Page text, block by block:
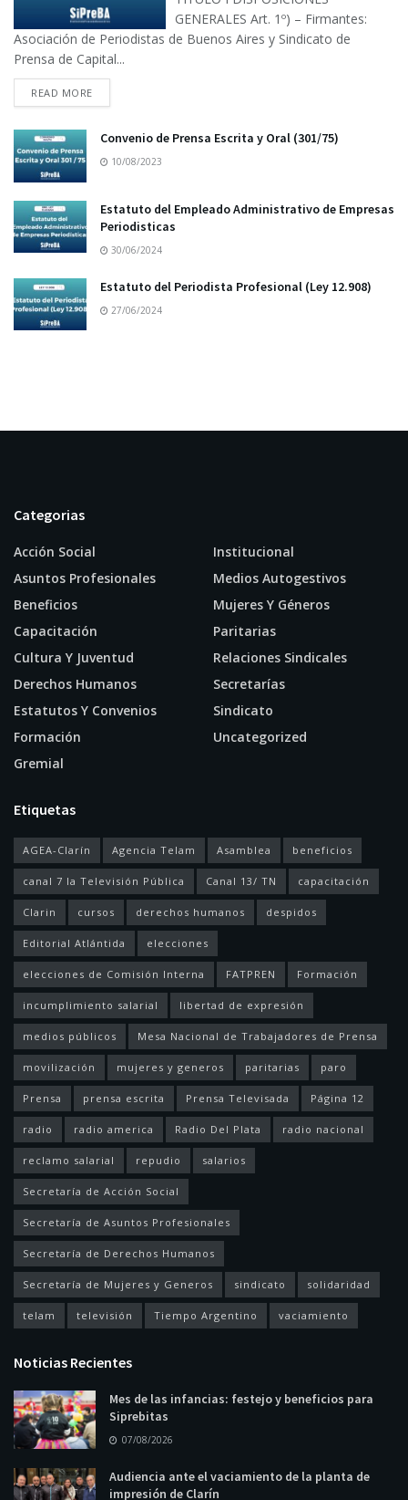
GENERALES Art. 1º) – Firmantes:
Asociación de Periodistas de Buenos Aires y Sindicato de
Prensa de Capital...
READ MORE
Convenio de Prensa Escrita y Oral (301/75)
10/08/2023
Estatuto del Empleado Administrativo de Empresas
Periodisticas
30/06/2024
Estatuto del Periodista Profesional (Ley 12.908)
27/06/2024
Categorias
Acción Social
Asuntos Profesionales
Beneficios
Capacitación
Cultura Y Juventud
Derechos Humanos
Estatutos Y Convenios
Formación
Gremial
Institucional
Medios Autogestivos
Mujeres Y Géneros
Paritarias
Relaciones Sindicales
Secretarías
Sindicato
Uncategorized
Etiquetas
AGEA-Clarín Agencia Telam Asamblea beneficios
canal 7 la Televisión Pública Canal 13/ TN capacitación
Clarin cursos derechos humanos despidos
Editorial Atlántida elecciones
elecciones de Comisión Interna FATPREN Formación
incumplimiento salarial libertad de expresión
medios públicos Mesa Nacional de Trabajadores de Prensa
movilización mujeres y generos paritarias paro
Prensa prensa escrita Prensa Televisada Página 12
radio radio america Radio Del Plata radio nacional
reclamo salarial repudio salarios
Secretaría de Acción Social
Secretaría de Asuntos Profesionales
Secretaría de Derechos Humanos
Secretaría de Mujeres y Generos sindicato solidaridad
telam televisión Tiempo Argentino vaciamiento
Noticias Recientes
Mes de las infancias: festejo y beneficios para
Siprebitas
07/08/2026
Audiencia ante el vaciamiento de la planta de
impresión de Clarín